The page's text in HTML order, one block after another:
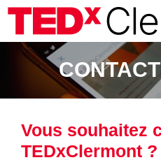
Aller
contenu
Vous souhaitez
TEDxClermont ?